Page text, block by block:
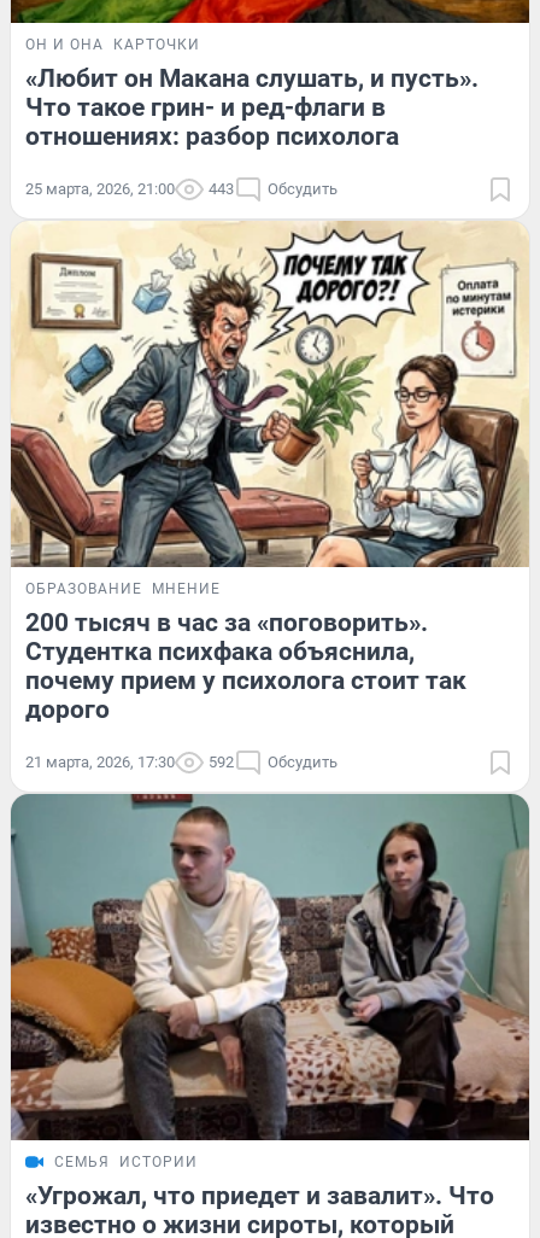
ОН И ОНА КАРТОЧКИ
«Любит он Макана слушать, и пусть».
Что такое грин- и ред-флаги в
отношениях: разбор психолога
25 марта, 2026, 21:00 443 Обсудить
ОБРАЗОВАНИЕ МНЕНИЕ
200 тысяч в час за «поговорить».
Студентка психфака объяснила,
почему прием у психолога стоит так
дорого
21 марта, 2026, 17:30 592 Обсудить
СЕМЬЯ ИСТОРИИ
«Угрожал, что приедет и завалит». Что
известно о жизни сироты, который